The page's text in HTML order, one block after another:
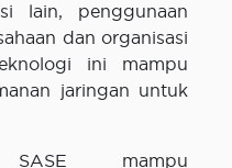
lain, penggunaan
dan organisasi
ini mampu
jaringan untuk
mampu